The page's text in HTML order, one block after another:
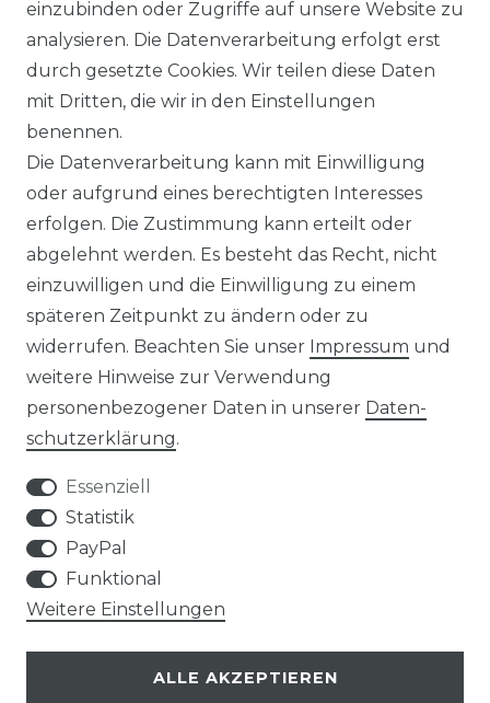
1 2 3
Impressum Daten­schutz­erklärung
AGB Widerrufs­recht
Kontakt
SERVICE
VERSANDKOSTEN
einzubinden oder Zugriffe auf unsere Website zu
analysieren. Die Datenverarbeitung erfolgt erst
durch gesetzte Cookies. Wir teilen diese Daten
mit Dritten, die wir in den Einstellungen
benennen.
Die Datenverarbeitung kann mit Einwilligung
oder aufgrund eines berechtigten Interesses
erfolgen. Die Zustimmung kann erteilt oder
abgelehnt werden. Es besteht das Recht, nicht
einzuwilligen und die Einwilligung zu einem
späteren Zeitpunkt zu ändern oder zu
widerrufen. Beachten Sie unser Impressum und
weitere Hinweise zur Verwendung
personenbezogener Daten in unserer Daten­
schutz­erklärung.
Essenziell
Statistik
PayPal
Funktional
Weitere Einstellungen
ALLE AKZEPTIEREN